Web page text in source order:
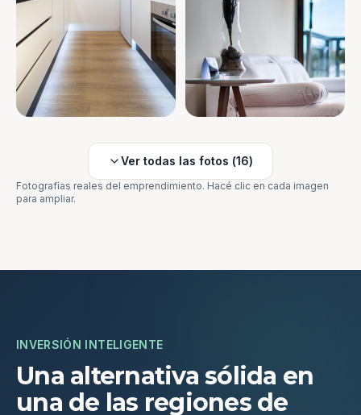
Ver todas las fotos (16)
Fotografías reales del emprendimiento. Hacé clic en cada imagen
para ampliar.
INVERSIÓN INTELIGENTE
Una alternativa sólida en
una de las regiones de